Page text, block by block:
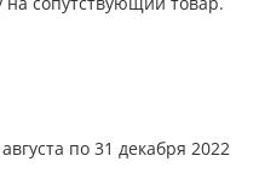
по 31 декабря 2022